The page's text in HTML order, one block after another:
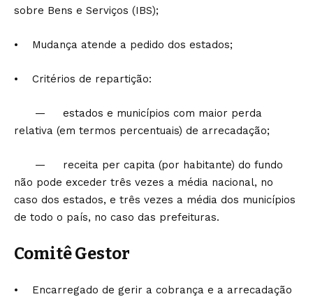
sobre Bens e Serviços (IBS);
• Mudança atende a pedido dos estados;
• Critérios de repartição:
— estados e municípios com maior perda
relativa (em termos percentuais) de arrecadação;
— receita per capita (por habitante) do fundo
não pode exceder três vezes a média nacional, no
caso dos estados, e três vezes a média dos municípios
de todo o país, no caso das prefeituras.
Comitê Gestor
• Encarregado de gerir a cobrança e a arrecadação